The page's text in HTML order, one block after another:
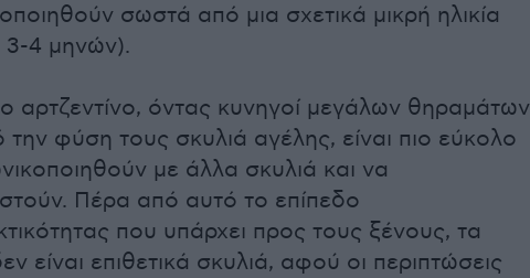
σωστά από μια σχετικά μικρή ηλικία
3-4 μηνών).
αρτζεντίνο, όντας κυνηγοί μεγάλων
την φύση τους σκυλιά αγέλης, είναι πιο εύκολο
με άλλα σκυλιά και να
Πέρα από αυτό το επίπεδο
που υπάρχει προς τους ξένους, τα
είναι επιθετικά σκυλιά, αφού οι περιπτώσεις